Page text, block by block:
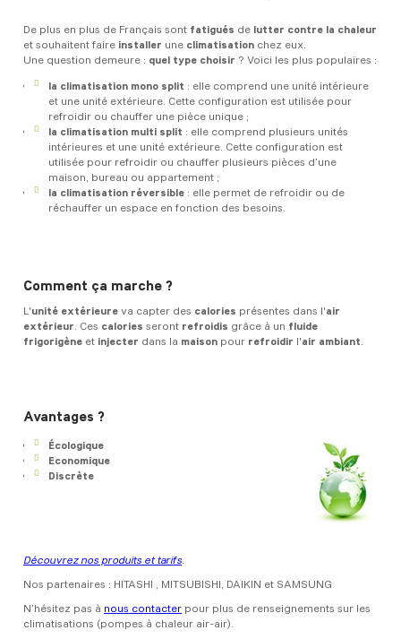
De plus en plus de Français sont fatigués de lutter contre la chaleur
et souhaitent faire installer une climatisation chez eux.
Une question demeure : quel type choisir ? Voici les plus populaires :
la climatisation mono split : elle comprend une unité intérieure
et une unité extérieure. Cette configuration est utilisée pour
refroidir ou chauffer une pièce unique ;
la climatisation multi split : elle comprend plusieurs unités
intérieures et une unité extérieure. Cette configuration est
utilisée pour refroidir ou chauffer plusieurs pièces d’une
maison, bureau ou appartement ;
la climatisation réversible : elle permet de refroidir ou de
réchauffer un espace en fonction des besoins.
Comment ça marche ?
L'unité extérieure va capter des calories présentes dans l'air
extérieur. Ces calories seront refroidis grâce à un fluide
frigorigène et injecter dans la maison pour refroidir l'air ambiant.
Avantages ?
Écologique
Economique
Discrète
Découvrez nos produits et tarifs.
Nos partenaires : HITASHI , MITSUBISHI, DAIKIN et SAMSUNG
N’hésitez pas à nous contacter pour plus de renseignements sur les
climatisations (pompes à chaleur air-air).